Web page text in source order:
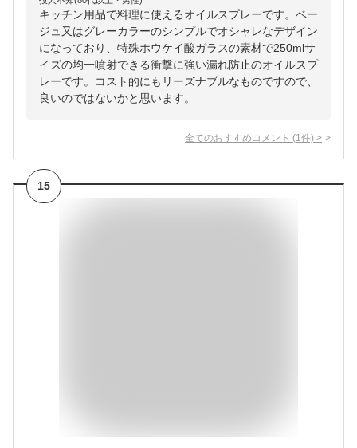
キッチン用品で料理に使えるオイルスプレーです。ベー
ジュ又はグレーカラーのシンプルでオシャレなデザイン
になっており、特殊ホウケイ酸ガラスの素材で250mlサ
イズの均一噴射できる衝撃に強い漏れ防止のオイルスプ
レーです。コスト的にもリーズナブルなものですので、
良いのではないかと思います。
全てのおすすめコメント (1 件) >
15